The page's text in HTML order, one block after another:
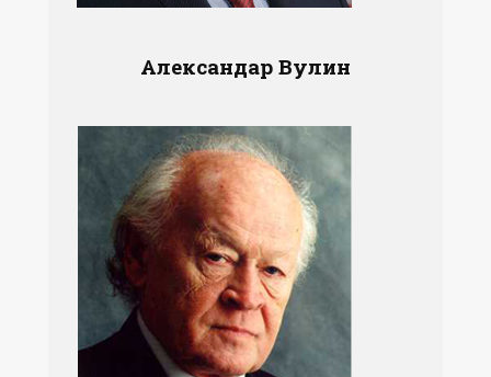
Александар Вулин